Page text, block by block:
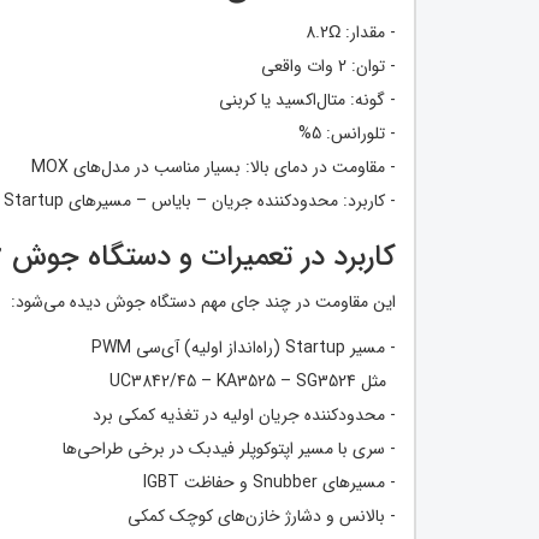
- مقدار: 8.2Ω
- توان: 2 وات واقعی
- گونه: متال‌اکسید یا کربنی
- تلورانس: 5%
- مقاومت در دمای بالا: بسیار مناسب در مدل‌های MOX
- کاربرد: محدودکننده جریان – بایاس – مسیرهای Startup – فیدبک حفاظتی
کاربرد در تعمیرات و دستگاه
این مقاومت در چند جای مهم دستگاه جوش دیده می‌شود:
- مسیر Startup (راه‌انداز اولیه) آی‌سی PWM
مثل UC3842/45 – KA3525 – SG3524
- محدودکننده جریان اولیه در تغذیه کمکی برد
- سری با مسیر اپتوکوپلر فیدبک در برخی طراحی‌ها
- مسیرهای Snubber و حفاظت IGBT
- بالانس و دشارژ خازن‌های کوچک کمکی